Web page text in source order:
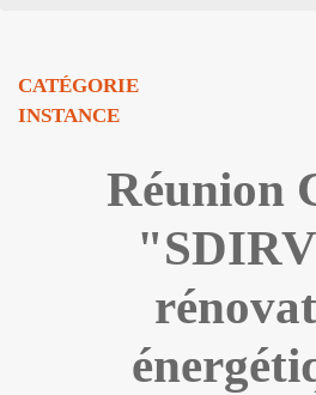
CATÉGORIE
INSTANCE
Réunion